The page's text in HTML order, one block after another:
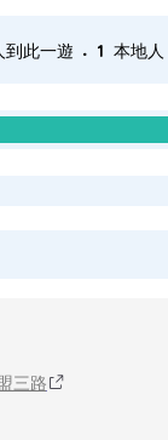
到此一遊 . 1 本地人
三路